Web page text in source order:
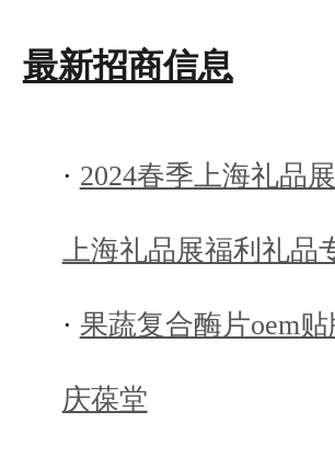
最新招商信息
· 2024春季上海礼品
上海礼品展福利礼品
· 果蔬复合酶片oem
庆葆堂